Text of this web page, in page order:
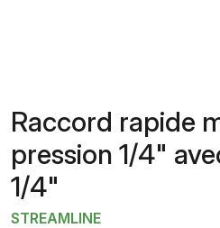
Raccord rapide
pression 1/4"
1/4"
STREAMLINE